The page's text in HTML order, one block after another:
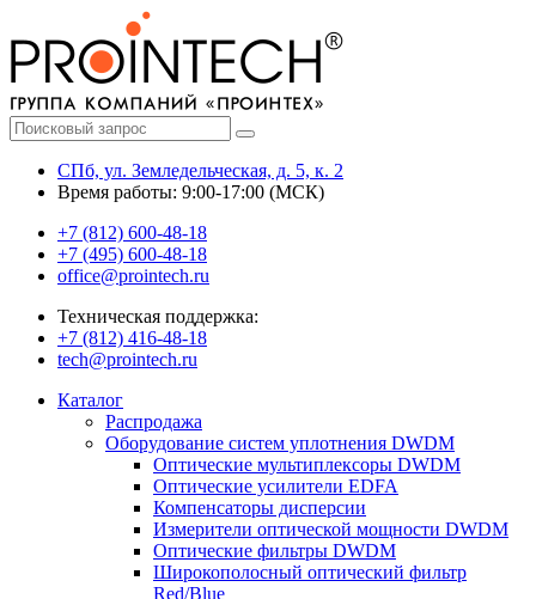
СПб, ул. Земледельческая, д. 5, к. 2
Время работы: 9:00-17:00 (МСК)
+7 (812) 600-48-18
+7 (495) 600-48-18
office@prointech.ru
Техническая поддержка:
+7 (812) 416-48-18
tech@prointech.ru
Каталог
Распродажа
Оборудование систем уплотнения DWDM
Оптические мультиплексоры DWDM
Оптические усилители EDFA
Компенсаторы дисперсии
Измерители оптической мощности DWDM
Оптические фильтры DWDM
Широкополосный оптический фильтр
Red/Blue